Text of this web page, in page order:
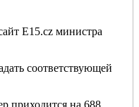
E15.cz министра
соответствующей
приходится на 688